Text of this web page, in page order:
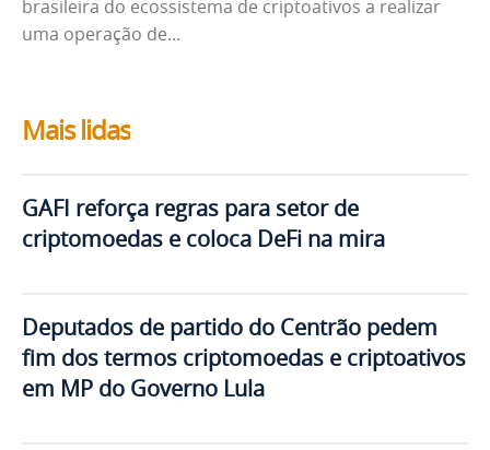
brasileira do ecossistema de criptoativos a realizar
uma operação de...
Mais lidas
GAFI reforça regras para setor de
criptomoedas e coloca DeFi na mira
Deputados de partido do Centrão pedem
fim dos termos criptomoedas e criptoativos
em MP do Governo Lula